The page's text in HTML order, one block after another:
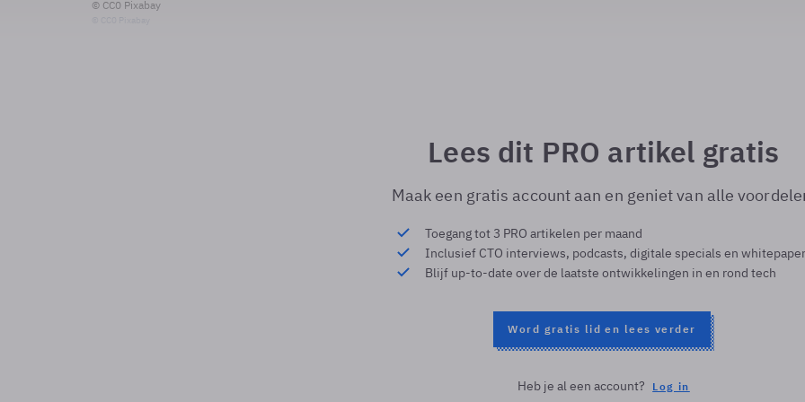
© CC0 Pixabay
Lees dit PRO artikel gratis
Maak een gratis account aan en geniet van alle
Toegang tot 3 PRO artikelen per maand
Inclusief CTO interviews, podcasts, digitale specials en
Blijf up-to-date over de laatste ontwikkelingen in en rond tech
Word gratis lid en lees verder
Heb je al een account? Log in